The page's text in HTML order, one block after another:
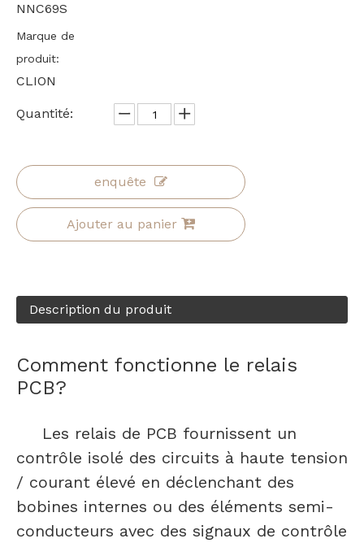
NNC69S
Marque de
produit:
CLION
Quantité:
enquête
Ajouter au panier
Description du produit
Comment fonctionne le relais
PCB?
Les relais de PCB fournissent un
contrôle isolé des circuits à haute tension
/ courant élevé en déclenchant des
bobines internes ou des éléments semi-
conducteurs avec des signaux de contrôle